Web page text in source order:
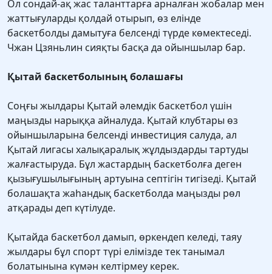
Ол сондай-ақ жас таланттарға арналған жобалар мен
жаттығуларды қолдай отырып, өз елінде
баскетболды дамытуға белсенді түрде көмектеседі.
Чжан Цзяньлин сияқты басқа да ойыншылар бар.
Қытай баскетболының болашағы
Соңғы жылдары Қытай әлемдік баскетбол үшін
маңызды нарыққа айналуда. Қытай клубтары өз
ойыншыларына белсенді инвестиция салуда, ал
Қытай лигасы халықаралық жұлдыздарды тартуды
жалғастыруда. Бұл жастардың баскетболға деген
қызығушылығының артуына септігін тигізеді. Қытай
болашақта жаһандық баскетболда маңызды рөл
атқарады деп күтілуде.
Қытайда баскетбол дамып, өркендеп келеді, таяу
жылдары бұл спорт түрі елімізде тек танымал
болатынына күмән келтірмеу керек.